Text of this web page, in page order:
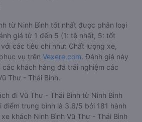
từ Ninh Bình tốt nhất được phân loại
giá từ 1 đến 5 (1: tệ nhất, 5: tốt
các tiêu chí như: Chất lượng xe,
vụ trên Vexere.com. Đánh giá này
khách hàng đã trải nghiệm các
Thư - Thái Bình.
đi Vũ Thư - Thái Bình từ Ninh Bình
trung bình là 3.6/5 bởi 181 hành
khách Ninh Bình Vũ Thư - Thái Bình